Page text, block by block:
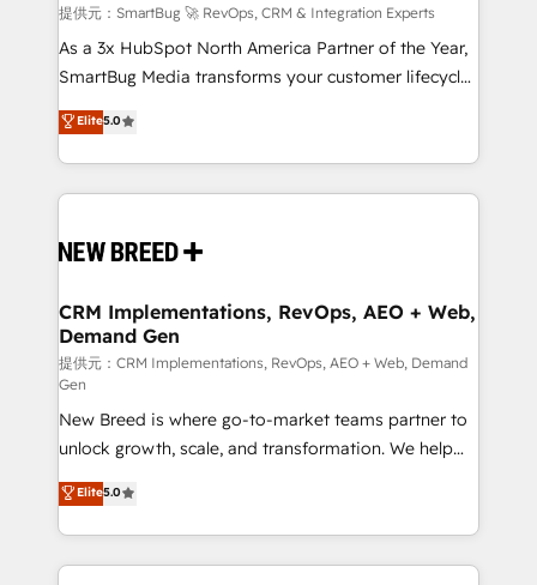
HubSpot導入・活用支援 顧客データの一元化から、
GTMの見える化・自動化まで。全Hub統合運用、デー
タ品質設計、グループ横断のCRM統合に対応します。
の一部をAIが自律実行する組織への移行を設計・実装。
Breeze・Claude等をHubSpotと連携させ、役割定義・
革を、構想から実装・定着までPMOとして主導。「設
の統合・浸透・変革管理を実行します。 ▸ CMS戦略設
計・構築：リード獲得・CVR・SEOを前提にした情報設
計・導線設計・テンプレート設計をContent Hubで一体
提供。 ▸ 既存CRM・MAからの移行支援：Salesforce・
Marketo・Pardot等からの移行、カスタム設計、履歴
データ移行と活用設計まで。 ▸ AEO対応：ChatGPT・
ンツとサイト構造を最適化。 🏆 なぜ100incを選ぶの
か？ ✓ HubSpot Eliteパートナー認定 ✓ HubSpotアワ
ード受賞・HUGリーダー ✓ ISO27001:2022 /
提供元：SmartBug 🚀 RevOps, CRM & Integration Experts
As a 3x HubSpot North America Partner of the Year,
SmartBug Media transforms your customer lifecycle
into a revenue engine. Our unified ecosystem
includes specialized divisions Globalia (AI &
Software) and Point Success Media (Paid Media),
making this the official home for all three brands. 🔄
and system integrations powered by Globalia’s
trainers to drive platform adoption. 📈 Revenue
Generation - Full-funnel marketing and high-
performance advertising via Point Success Media. -
Expert deployment of Breeze AI and custom agents
to automate growth. 🏆 Elite Excellence - 8 platform
accreditations and deep HIPAA-compliance
expertise. - A team of 250+ experts dedicated to
your resilient growth.
Elite5.0
CRM Implementations, RevOps, AEO + Web,
Demand Gen
提供元：CRM Implementations, RevOps, AEO + Web, Demand
Gen
New Breed is where go-to-market teams partner to
unlock growth, scale, and transformation. We help
companies activate HubSpot’s AI-powered
customer platform and operationalize HubSpot’s
Loop Marketing framework through expert-led
services, smart agents, and purpose-built apps,
Elite5.0